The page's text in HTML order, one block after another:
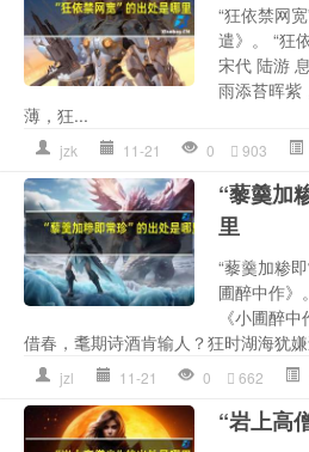
“狂依禁网
遣》。 “狂
宋代 陆游
雨添苔晖紫
薄，狂...
jzk 11-21 0 903
“藜羹加
里
“藜羹加糁
圃醉中作》
《小圃醉
借春，耄期诗酒肯输人？狂时湖海犹
jzl 11-21 0 662
“岩上高